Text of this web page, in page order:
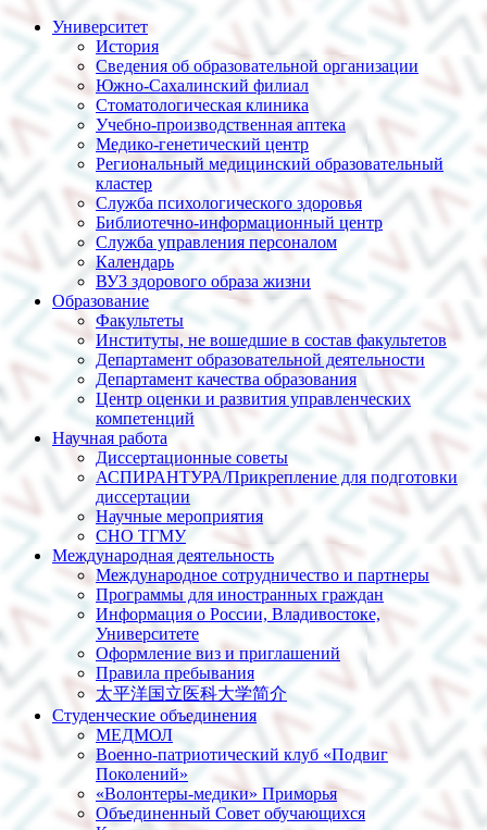
Университет
История
Сведения об образовательной организации
Южно-Сахалинский филиал
Стоматологическая клиника
Учебно-производственная аптека
Медико-генетический центр
Региональный медицинский образовательный
кластер
Служба психологического здоровья
Библиотечно-информационный центр
Служба управления персоналом
Календарь
ВУЗ здорового образа жизни
Образование
Факультеты
Институты, не вошедшие в состав факультетов
Департамент образовательной деятельности
Департамент качества образования
Центр оценки и развития управленческих
компетенций
Научная работа
Диссертационные советы
АСПИРАНТУРА/Прикрепление для подготовки
диссертации
Научные мероприятия
СНО ТГМУ
Международная деятельность
Международное сотрудничество и партнеры
Программы для иностранных граждан
Информация о России, Владивостоке,
Университете
Оформление виз и приглашений
Правила пребывания
太平洋国立医科大学简介
Студенческие объединения
МЕДМОЛ
Военно-патриотический клуб «Подвиг
Поколений»
«Волонтеры-медики» Приморья
Объединенный Совет обучающихся